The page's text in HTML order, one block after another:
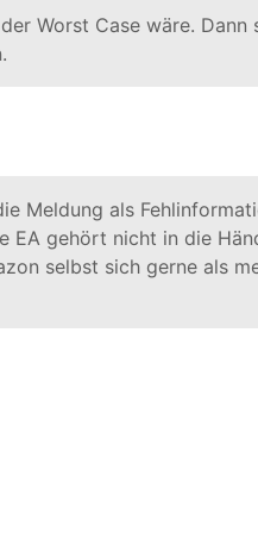
Worst Case wäre. Dann
Meldung als
EA gehört nicht in die
selbst sich gerne als